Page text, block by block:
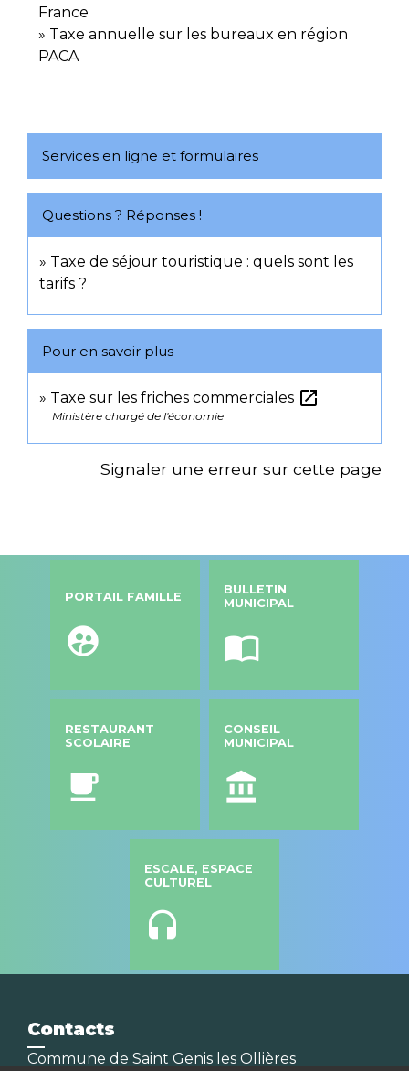
France
Taxe annuelle sur les bureaux en région
PACA
Services en ligne et formulaires
Questions ? Réponses !
Taxe de séjour touristique : quels sont les
tarifs ?
Pour en savoir plus
Taxe sur les friches commerciales open_in_new
Ministère chargé de l'économie
Signaler une erreur sur cette page
PORTAIL FAMILLE
supervised_user_circle
BULLETIN
MUNICIPAL
import_contacts
RESTAURANT
SCOLAIRE
local_cafe
CONSEIL
MUNICIPAL
account_balance
ESCALE, ESPACE
CULTUREL
headset
Contacts
Commune de Saint Genis les Ollières